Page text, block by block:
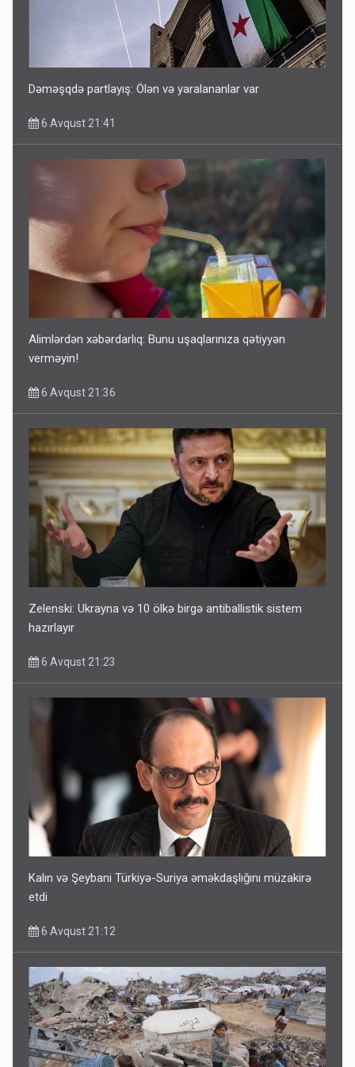
Dəməşqdə partlayış: Ölən və yaralananlar var
6 Avqust 21:41
Alimlərdən xəbərdarlıq: Bunu uşaqlarınıza qətiyyən
verməyin!
6 Avqust 21:36
Zelenski: Ukrayna və 10 ölkə birgə antiballistik sistem
hazırlayır
6 Avqust 21:23
Kalın və Şeybani Türkiyə-Suriya əməkdaşlığını müzakirə
etdi
6 Avqust 21:12